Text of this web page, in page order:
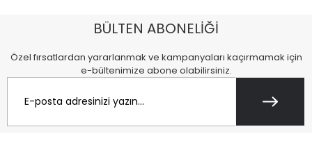
BÜLTEN ABONELİĞİ
Özel fırsatlardan yararlanmak ve kampanyaları kaçırmamak için
e-bültenimize abone olabilirsiniz.